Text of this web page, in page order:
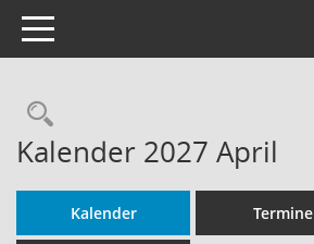
Toggle navigation
Rechercheauswahl
Kalender 2027 April
Kalender Termine